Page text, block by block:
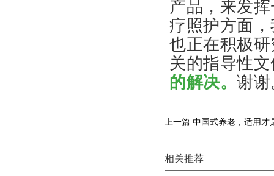
产品，来发
疗照护方面
也正在积极
关的指导性
的解决。谢谢
上一篇 中国式养老，适用才
相关推荐